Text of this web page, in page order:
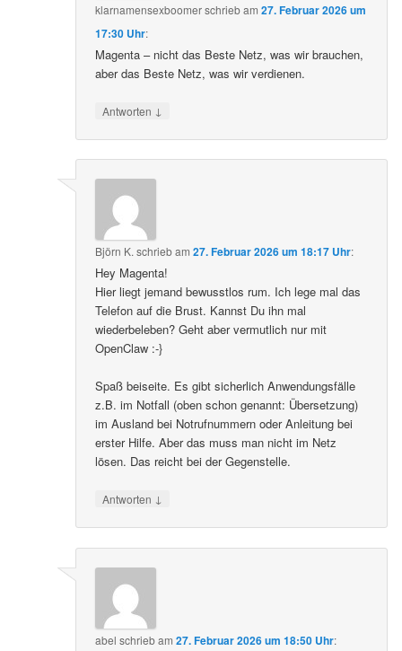
klarnamensexboomerschriebam27. Februar 2026 um
17:30 Uhr:
Magenta – nicht das Beste Netz, was wir brauchen,
aber das Beste Netz, was wir verdienen.
Antworten ↓
Björn K. schriebam27. Februar 2026 um 18:17 Uhr:
Hey Magenta!
Hier liegt jemand bewusstlos rum. Ich lege mal das
Telefon auf die Brust. Kannst Du ihn mal
wiederbeleben? Geht aber vermutlich nur mit
OpenClaw :-}
Spaß beiseite. Es gibt sicherlich Anwendungsfälle
z.B. im Notfall (oben schon genannt: Übersetzung)
im Ausland bei Notrufnummern oder Anleitung bei
erster Hilfe. Aber das muss man nicht im Netz
lösen. Das reicht bei der Gegenstelle.
Antworten ↓
abel schriebam27. Februar 2026 um 18:50 Uhr: